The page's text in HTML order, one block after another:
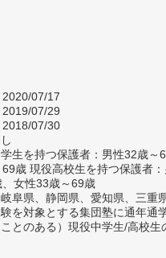
07/17
07/29
07/30
生を持つ保護者：男性32歳～
歳 現役高校生を持つ保護者
、女性33歳～69歳
阜県、静岡県、愛知県、三重県
を対象とする集団塾に通年通
ことのある）現役中学生/高校生